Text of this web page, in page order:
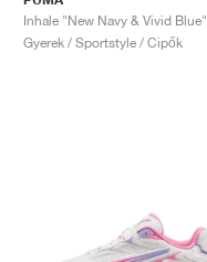
Inhale "New Navy & Vivid Blue"
Gyerek / Sportstyle / Cipők